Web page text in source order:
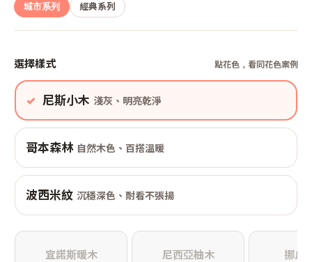
城市系列 經典系列
選擇樣式 點花色，看同花色案例
尼斯小木 淺灰、明亮乾淨
哥本森林 自然木色、百搭溫暖
波西米紋 沉穩深色、耐看不張揚
宜諾斯暖木 尼西亞柚木 挪威